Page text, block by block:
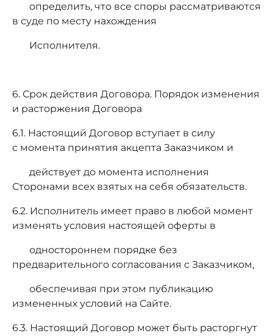
определить, что все споры рассматриваются
в суде по месту нахождения
Исполнителя.
6. Срок действия Договора. Порядок изменения
и расторжения Договора
6.1. Настоящий Договор вступает в силу
с момента принятия акцепта Заказчиком и
действует до момента исполнения
Сторонами всех взятых на себя обязательств.
6.2. Исполнитель имеет право в любой момент
изменять условия настоящей оферты в
одностороннем порядке без
предварительного согласования с Заказчиком,
обеспечивая при этом публикацию
измененных условий на Сайте.
6.3. Настоящий Договор может быть расторгнут